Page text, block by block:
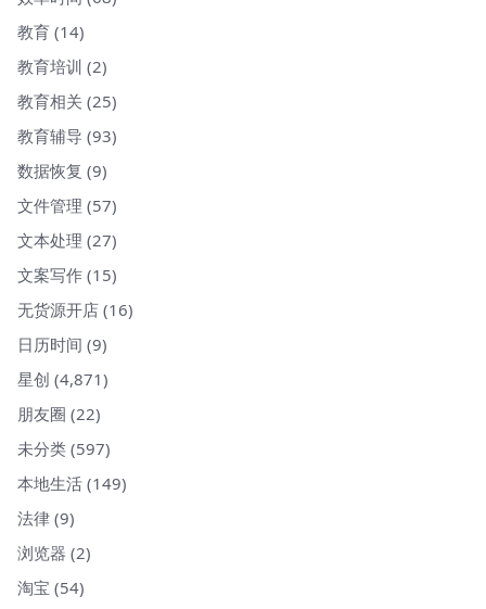
教育 (14)
教育培训 (2)
教育相关 (25)
教育辅导 (93)
数据恢复 (9)
文件管理 (57)
文本处理 (27)
文案写作 (15)
无货源开店 (16)
日历时间 (9)
星创 (4,871)
朋友圈 (22)
未分类 (597)
本地生活 (149)
法律 (9)
浏览器 (2)
淘宝 (54)